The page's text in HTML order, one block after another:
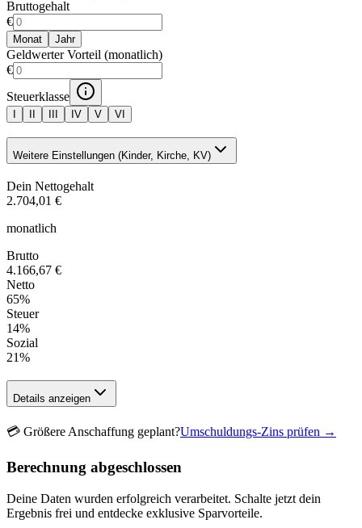
Bruttogehalt
€
Monat Jahr
Geldwerter Vorteil (monatlich)
€
Steuerklasse
IV V VI
Weitere Einstellungen (Kinder, Kirche, KV)
Dein Nettogehalt
2.704,01 €
monatlich
Brutto
4.166,67 €
Netto
65%
Steuer
14%
Sozial
21%
Details anzeigen
💳 Größere Anschaffung geplant?Umschuldungs-Zins prüfen →
Berechnung abgeschlossen
Deine Daten wurden erfolgreich verarbeitet. Schalte jetzt dein
Ergebnis frei und entdecke exklusive Sparvorteile.